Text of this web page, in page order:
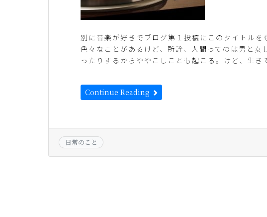
別に音楽が好きでブログ第１投稿にこのタイトル
色々なことがあるけど、所詮、人間ってのは男と女
ったりするからややこしことも起こる。けど、生
Continue Reading
日常のこと